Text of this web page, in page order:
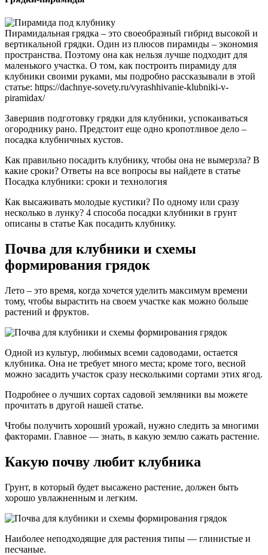
Пирамидальная грядка – это своеобразный гибрид высокой и
вертикальной грядки. Один из плюсов пирамиды – экономия
пространства. Поэтому она как нельзя лучше подходит для
маленького участка. О том, как построить пирамиду для
клубники своими руками, мы подробно рассказывали в этой
статье: https://dachnye-sovety.ru/vyrashhivanie-klubniki-v-
piramidax/
Завершив подготовку грядки для клубники, успокаиваться
огороднику рано. Предстоит еще одно кропотливое дело –
посадка клубничных кустов.
Как правильно посадить клубнику, чтобы она не вымерзла? В
какие сроки? Ответы на все вопросы вы найдете в статье
Посадка клубники: сроки и технология
Как высаживать молодые кустики? По одному или сразу
несколько в лунку? 4 способа посадки клубники в грунт
описаны в статье Как посадить клубнику.
Почва для клубники и схемы
формирования грядок
Лето – это время, когда хочется уделить максимум времени
тому, чтобы вырастить на своем участке как можно больше
растений и фруктов.
Одной из культур, любимых всеми садоводами, остается
клубника. Она не требует много места; кроме того, весной
можно засадить участок сразу несколькими сортами этих ягод.
Подробнее о лучших сортах садовой земляники вы можете
прочитать в другой нашей статье.
Чтобы получить хороший урожай, нужно следить за многими
факторами. Главное — знать, в какую землю сажать растение.
Какую почву любит клубника
Грунт, в который будет высажено растение, должен быть
хорошо увлажненным и легким.
Наиболее неподходящие для растения типы — глинистые и
песчаные.